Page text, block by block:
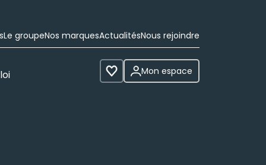
Le groupeNos marquesActualitésNous rejoindre
Voir les favoris
Mon espace